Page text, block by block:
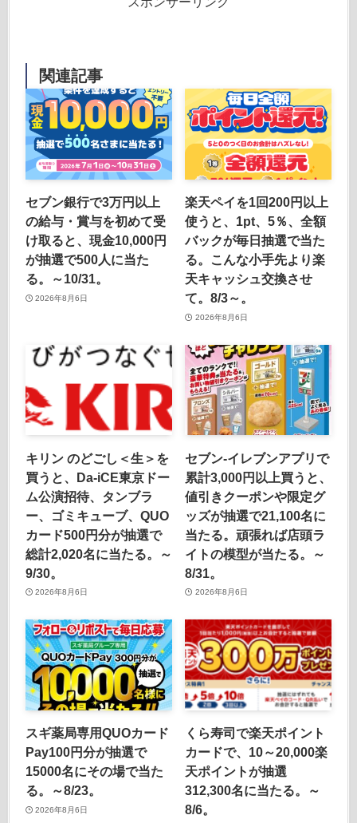
関連記事
セブン銀行で3万円以上
の給与・賞与を初めて受
け取ると、現金10,000円
が抽選で500人に当た
る。～10/31。
2026年8月6日
楽天ペイを1回200円以上
使うと、1pt、5％、全額
バックが毎日抽選で当た
る。こんな小手先より楽
天キャッシュ交換させ
て。8/3～。
2026年8月6日
キリン のどごし＜生＞を
買うと、Da-iCE東京ドー
ム公演招待、タンブラ
ー、ゴミキューブ、QUO
カード500円分が抽選で
総計2,020名に当たる。～
9/30。
2026年8月6日
セブン‐イレブンアプリで
累計3,000円以上買うと、
値引きクーポンや限定グ
ッズが抽選で21,100名に
当たる。頑張れば店頭ラ
イトの模型が当たる。～
8/31。
2026年8月6日
スギ薬局専用QUOカード
Pay100円分が抽選で
15000名にその場で当た
る。～8/23。
2026年8月6日
くら寿司で楽天ポイント
カードで、10～20,000楽
天ポイントが抽選
312,300名に当たる。～
8/6。